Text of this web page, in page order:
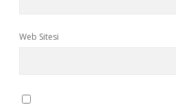
Web Sitesi